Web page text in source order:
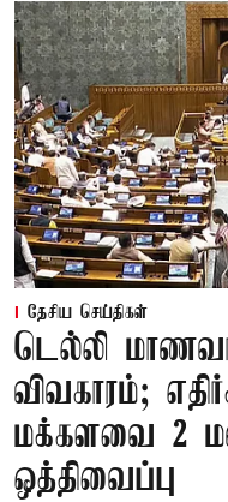
தேசிய செய்திகள்
டெல்லி
விவகாரம்;
மக்களவை 2
ஒத்திவைப்பு